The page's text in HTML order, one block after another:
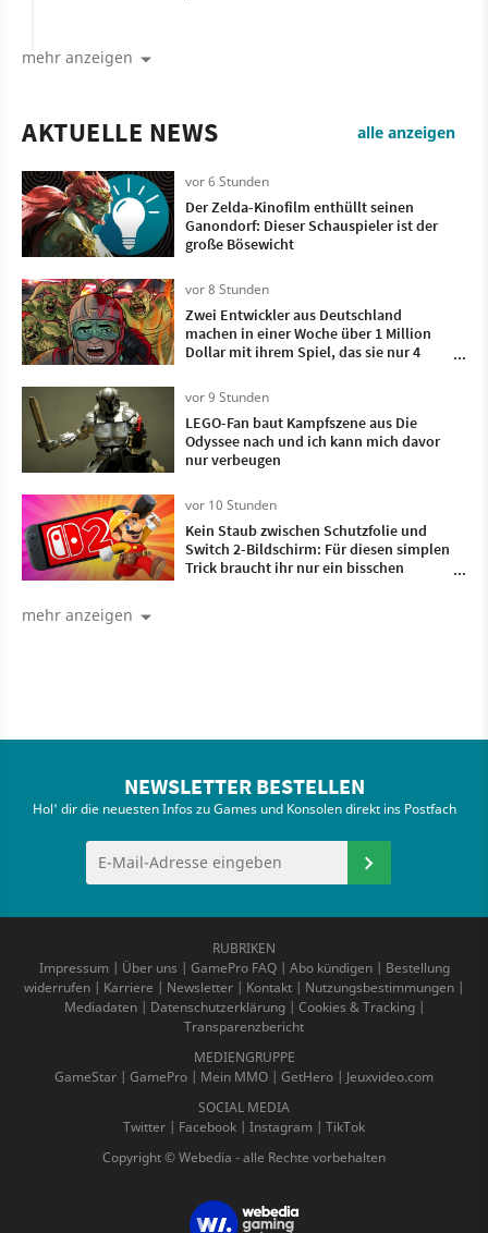
mehr anzeigen
AKTUELLE NEWS alle anzeigen
vor 6 Stunden
Der Zelda-Kinofilm enthüllt seinen
Ganondorf: Dieser Schauspieler ist der
große Bösewicht
vor 8 Stunden
Zwei Entwickler aus Deutschland
machen in einer Woche über 1 Million
Dollar mit ihrem Spiel, das sie nur 4
vor 9 Stunden
LEGO-Fan baut Kampfszene aus Die
Odyssee nach und ich kann mich davor
nur verbeugen
vor 10 Stunden
Kein Staub zwischen Schutzfolie und
Switch 2-Bildschirm: Für diesen simplen
Trick braucht ihr nur ein bisschen
mehr anzeigen
NEWSLETTER BESTELLEN
Hol' dir die neuesten Infos zu Games und Konsolen direkt ins Postfach
RUBRIKEN
Impressum| Über uns | GamePro FAQ| Abo kündigen| Bestellung
widerrufen | Karriere | Newsletter | Kontakt | Nutzungsbestimmungen |
Mediadaten| Datenschutzerklärung| Cookies & Tracking|
Transparenzbericht
MEDIENGRUPPE
GameStar | GamePro | Mein MMO | GetHero | Jeuxvideo.com
SOCIAL MEDIA
Twitter | Facebook | Instagram | TikTok
Copyright © Webedia - alle Rechte vorbehalten